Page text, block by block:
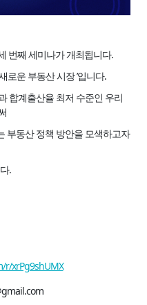
번째 세미나가 개최됩니다.
로운 부동산 시장 ’입니다.
합계출산율 최저 수준인 우리
부동산 정책 방안을 모색하고자
.
r/xrPg9shUMX